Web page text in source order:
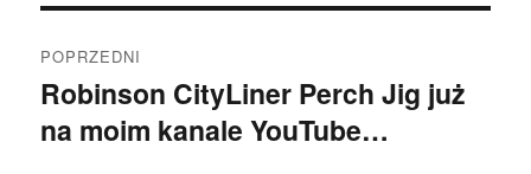
wpisu
POPRZEDNI
Poprzedni
wpis:
Robinson CityLiner Perch Jig już
na moim kanale YouTube…